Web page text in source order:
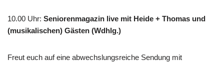
10.00 Uhr: Seniorenmagazin live mit Heide + Thomas und
(musikalischen) Gästen (Wdhlg.)
Freut euch auf eine abwechslungsreiche Sendung mit